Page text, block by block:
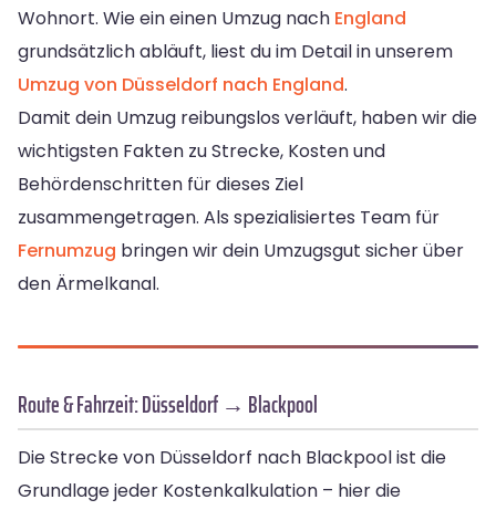
Wohnort. Wie ein einen Umzug nach England
grundsätzlich abläuft, liest du im Detail in unserem
Umzug von Düsseldorf nach England.
Damit dein Umzug reibungslos verläuft, haben wir die
wichtigsten Fakten zu Strecke, Kosten und
Behördenschritten für dieses Ziel
zusammengetragen. Als spezialisiertes Team für
Fernumzug bringen wir dein Umzugsgut sicher über
den Ärmelkanal.
Route & Fahrzeit: Düsseldorf → Blackpool
Die Strecke von Düsseldorf nach Blackpool ist die
Grundlage jeder Kostenkalkulation – hier die